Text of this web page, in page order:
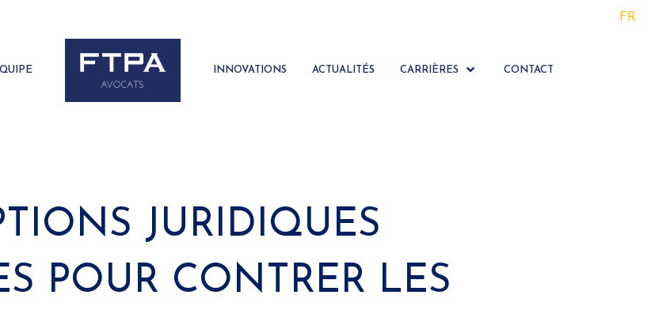
FR
INNOVATIONS ACTUALITÉS CARRIÈRES CONTACT
JURIDIQUES
POUR CONTRER LES